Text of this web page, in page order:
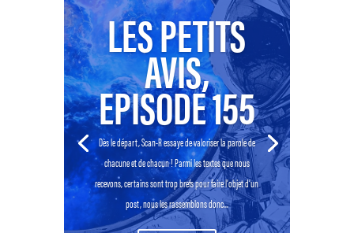
LES PETITS
AVIS,
EPISODE 155
Dès le départ, Scan-R essaye de valoriser la parole de
chacune et de chacun ! Parmi les textes que nous
recevons, certains sont trop brefs pour faire l’objet d’un
post, nous les rassemblons donc...